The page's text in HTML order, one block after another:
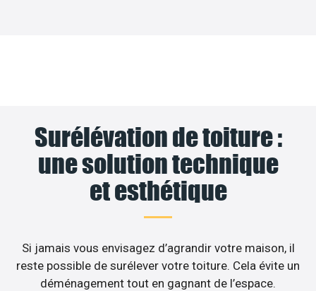
Surélévation de toiture :
une solution technique
et esthétique
Si jamais vous envisagez d’agrandir votre maison, il
reste possible de surélever votre toiture. Cela évite un
déménagement tout en gagnant de l’espace.